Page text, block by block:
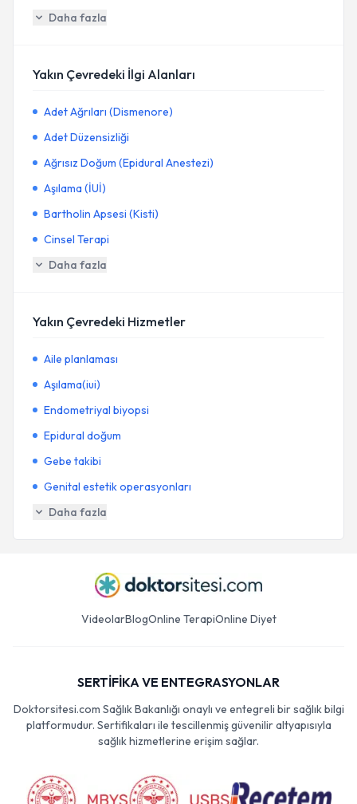
Daha fazla
Yakın Çevredeki İlgi Alanları
Adet Ağrıları (Dismenore)
Adet Düzensizliği
Ağrısız Doğum (Epidural Anestezi)
Aşılama (İUİ)
Bartholin Apsesi (Kisti)
Cinsel Terapi
Daha fazla
Yakın Çevredeki Hizmetler
Aile planlaması
Aşılama(iui)
Endometriyal biyopsi
Epidural doğum
Gebe takibi
Genital estetik operasyonları
Daha fazla
VideolarBlogOnline TerapiOnline Diyet
SERTİFİKA VE ENTEGRASYONLAR
Doktorsitesi.com Sağlık Bakanlığı onaylı ve entegreli bir sağlık bilgi
platformudur. Sertifikaları ile tescillenmiş güvenilir altyapısıyla
sağlık hizmetlerine erişim sağlar.